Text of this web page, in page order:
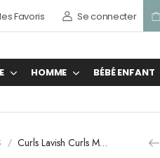
Favoris Se connecter
HOMME BÉBÉ ENFANT
/ Curls Lavish Curls Moisturizer Spray 8oz